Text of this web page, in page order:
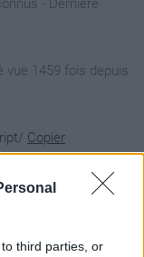
third parties, or
- Dernière
vue 1459 fois depuis
Copier